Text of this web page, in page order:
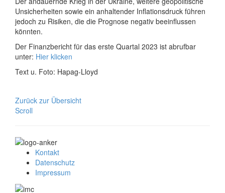
Unsicherheiten sowie ein anhaltender Inflationsdruck führen
jedoch zu Risiken, die die Prognose negativ beeinflussen
könnten.
Der Finanzbericht für das erste Quartal 2023 ist abrufbar
unter: Hier klicken
Text u. Foto: Hapag-Lloyd
Zurück zur Übersicht
Scroll
Kontakt
Datenschutz
Impressum